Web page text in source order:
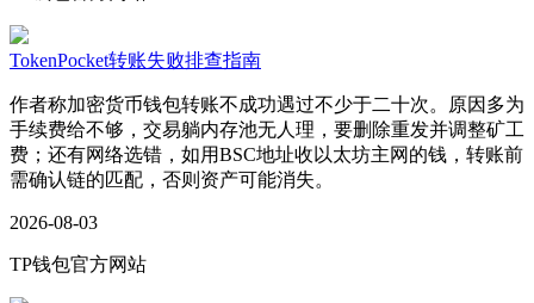
TokenPocket转账失败排查指南
作者称加密货币钱包转账不成功遇过不少于二十次。原因多为
手续费给不够，交易躺内存池无人理，要删除重发并调整矿工
费；还有网络选错，如用BSC地址收以太坊主网的钱，转账前
需确认链的匹配，否则资产可能消失。
2026-08-03
TP钱包官方网站